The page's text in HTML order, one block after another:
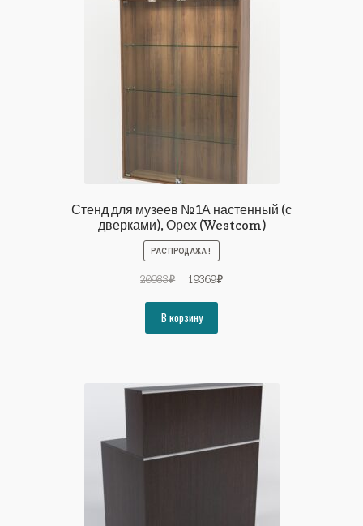
Стенд для музеев №1А настенный (с
дверками), Орех (Westcom)
РАСПРОДАЖА!
20983₽
Первоначальная
составляла
20983₽.
19369₽Текущая
В корзину